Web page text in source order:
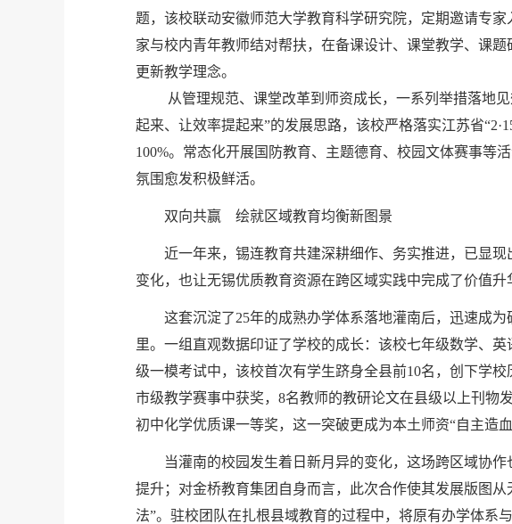
题，该校联动安徽师范大学教育科学研究院，定期邀请专
家与校内青年教师结对帮扶，在备课设计、课堂教学、课
更新教学理念。
从管理规范、课堂改革到师资成长，一系列举措落地见
起来、让效率提起来”的发展思路，该校严格落实江苏省
100%。常态化开展国防教育、主题德育、校园文体赛事等
氛围愈发积极鲜活。
双向共赢 绘就区域教育均衡新图景
近一年来，锡连教育共建深耕细作、务实推进，已显
变化，也让无锡优质教育资源在跨区域实践中完成了价值升
这套沉淀了25年的成熟办学体系落地灌南后，迅速成
里。一组直观数据印证了学校的成长：该校七年级数学、
级一模考试中，该校首次有学生跻身全县前10名，创下学
市级教学赛事中获奖，8名教师的教研论文在县级以上刊物
初中化学优质课一等奖，这一突破更成为本土师资“自主造血
当灌南的校园发生着日新月异的变化，这场跨区域协
提升；对金桥教育集团自身而言，此次合作使其发展版图
法”。驻校团队在扎根县域教育的过程中，将原有办学体系